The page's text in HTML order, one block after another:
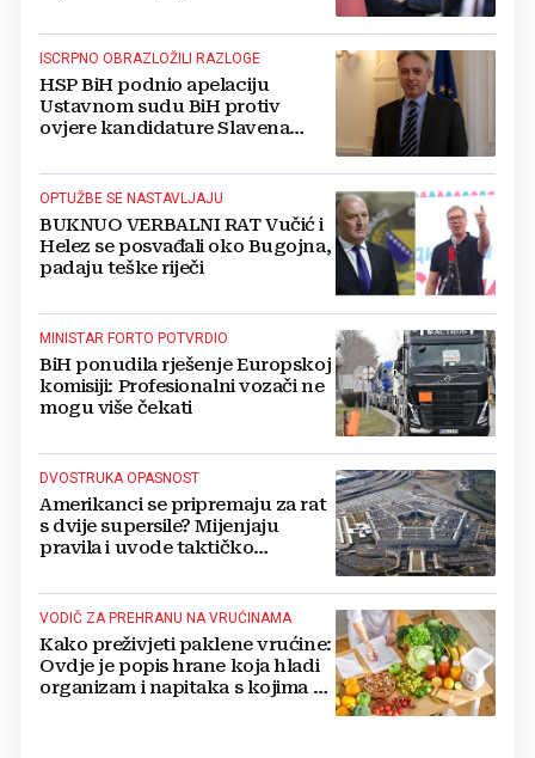
ISCRPNO OBRAZLOŽILI RAZLOGE
HSP BiH podnio apelaciju
Ustavnom sudu BiH protiv
ovjere kandidature Slavena
OPTUŽBE SE NASTAVLJAJU
BUKNUO VERBALNI RAT Vučić i
Helez se posvađali oko Bugojna,
padaju teške riječi
MINISTAR FORTO POTVRDIO
BiH ponudila rješenje Europskoj
komisiji: Profesionalni vozači ne
mogu više čekati
DVOSTRUKA OPASNOST
Amerikanci se pripremaju za rat
s dvije supersile? Mijenjaju
pravila i uvode taktičko
VODIČ ZA PREHRANU NA VRUĆINAMA
Kako preživjeti paklene vrućine:
Ovdje je popis hrane koja hladi
organizam i napitaka s kojima si